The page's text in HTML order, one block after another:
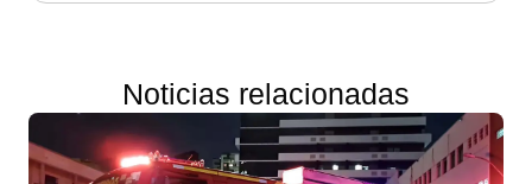
Noticias relacionadas